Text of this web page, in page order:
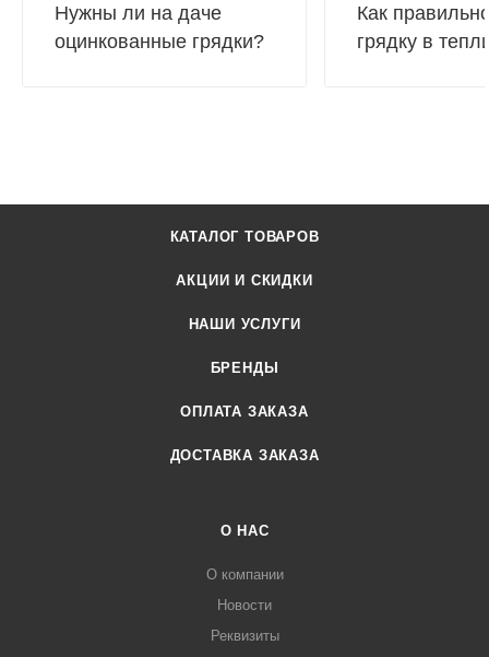
Нужны ли на даче
оцинкованные грядки?
Как
грядку в
КАТАЛОГ ТОВАРОВ
АКЦИИ И СКИДКИ
НАШИ УСЛУГИ
БРЕНДЫ
ОПЛАТА ЗАКАЗА
ДОСТАВКА ЗАКАЗА
О НАС
О компании
Новости
Реквизиты